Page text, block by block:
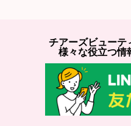
チアーズビューテ
様々な役立つ情